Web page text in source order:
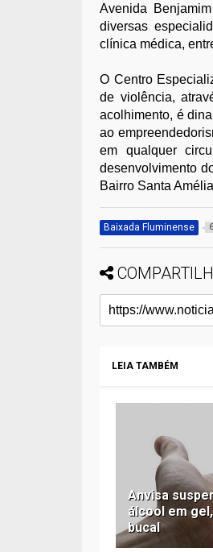
Avenida
diversas
clínica médica,
O Centro
de violência,
acolhimento, é
ao
em qualquer
desenvolvimento
Bairro Santa
Baixada Fluminense
LEIA TAMBÉM
Anvisa
álcool em
bucal